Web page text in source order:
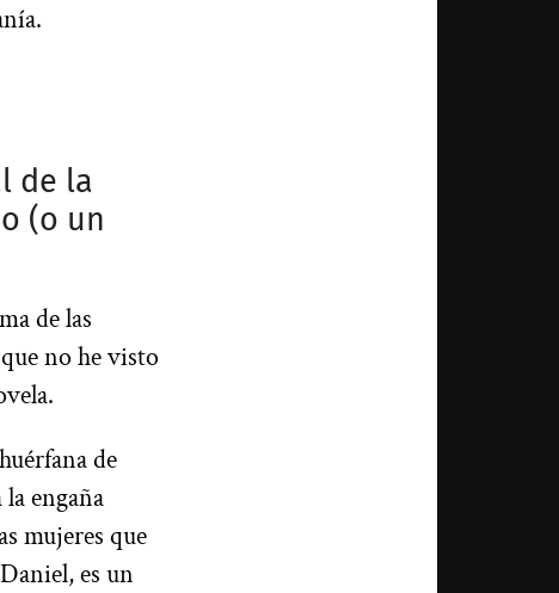
de la
(o un
de las
no he visto
de
engaña
mujeres que
es un